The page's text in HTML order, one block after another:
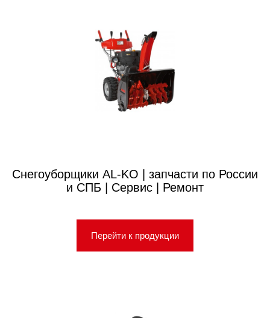
Снегоуборщики AL-KO | запчасти по России
и СПБ | Сервис | Ремонт
Перейти к продукции